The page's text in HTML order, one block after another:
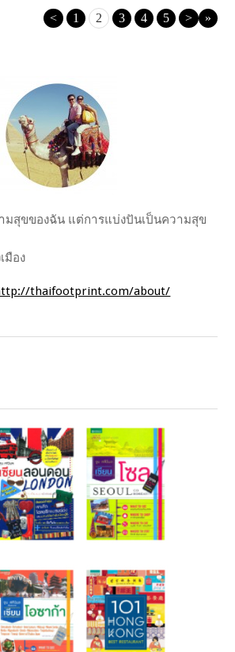
< 1 2 3 4 5 > »
มสุขของฉัน แต่การแบ่งปันเป็นความสุข
มือง
thaifootprint.com/about/